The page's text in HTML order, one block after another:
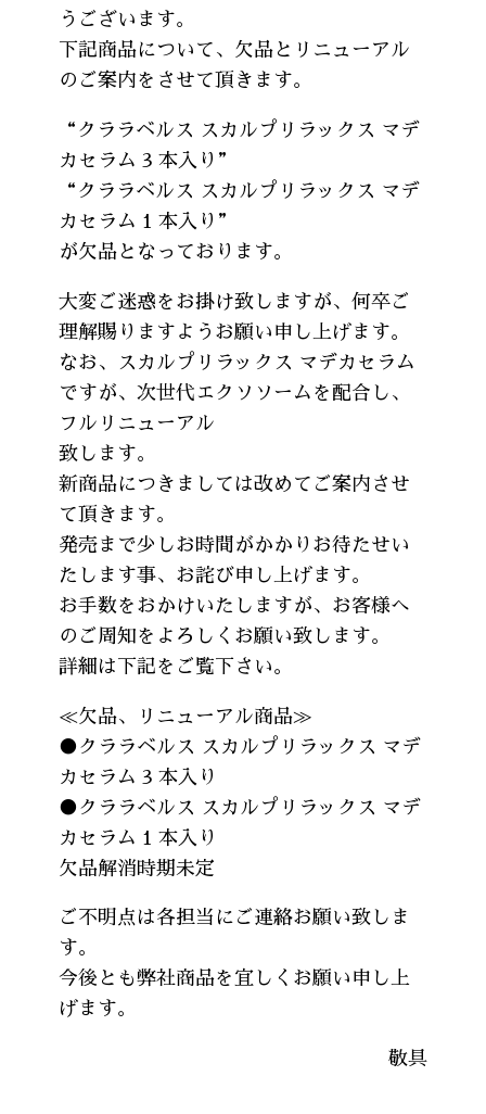
うございます。
下記商品について、欠品とリニューアル
のご案内をさせて頂きます。
“クララベルス スカルプリラックス マデ
カセラム 3 本入り”
“クララベルス スカルプリラックス マデ
カセラム 1 本入り”
が欠品となっております。
大変ご迷惑をお掛け致しますが、何卒ご
理解賜りますようお願い申し上げます。
なお、スカルプリラックス マデカセラム
ですが、次世代エクソソームを配合し、
フルリニューアル
致します。
新商品につきましては改めてご案内させ
て頂きます。
発売まで少しお時間がかかりお待たせい
たします事、お詫び申し上げます。
お手数をおかけいたしますが、お客様へ
のご周知をよろしくお願い致します。
詳細は下記をご覧下さい。
≪欠品、リニューアル商品≫
●クララベルス スカルプリラックス マデ
カセラム 3 本入り
●クララベルス スカルプリラックス マデ
カセラム 1 本入り
欠品解消時期未定
ご不明点は各担当にご連絡お願い致しま
す。
今後とも弊社商品を宜しくお願い申し上
げます。
敬具